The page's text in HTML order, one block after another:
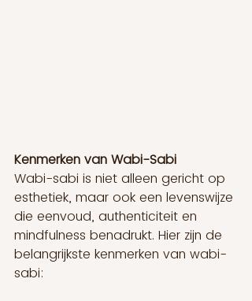
Kenmerken van Wabi-Sabi
Wabi-sabi is niet alleen gericht op
esthetiek, maar ook een levenswijze
die eenvoud, authenticiteit en
mindfulness benadrukt. Hier zijn de
belangrijkste kenmerken van wabi-
sabi: